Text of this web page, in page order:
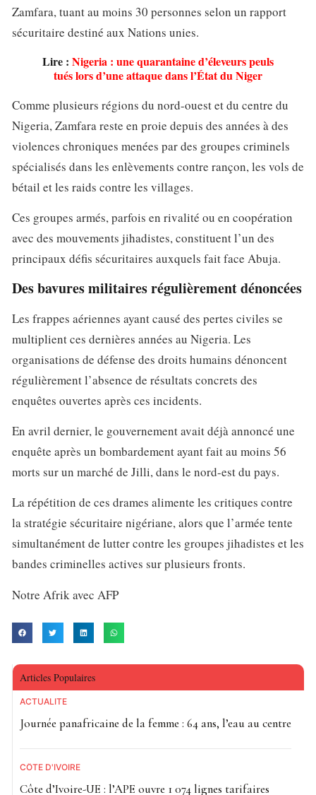
Zamfara, tuant au moins 30 personnes selon un rapport
sécuritaire destiné aux Nations unies.
Lire : Nigeria : une quarantaine d’éleveurs peuls
tués lors d’une attaque dans l’État du Niger
Comme plusieurs régions du nord-ouest et du centre du
Nigeria, Zamfara reste en proie depuis des années à des
violences chroniques menées par des groupes criminels
spécialisés dans les enlèvements contre rançon, les vols de
bétail et les raids contre les villages.
Ces groupes armés, parfois en rivalité ou en coopération
avec des mouvements jihadistes, constituent l’un des
principaux défis sécuritaires auxquels fait face Abuja.
Des bavures militaires régulièrement dénoncées
Les frappes aériennes ayant causé des pertes civiles se
multiplient ces dernières années au Nigeria. Les
organisations de défense des droits humains dénoncent
régulièrement l’absence de résultats concrets des
enquêtes ouvertes après ces incidents.
En avril dernier, le gouvernement avait déjà annoncé une
enquête après un bombardement ayant fait au moins 56
morts sur un marché de Jilli, dans le nord-est du pays.
La répétition de ces drames alimente les critiques contre
la stratégie sécuritaire nigériane, alors que l’armée tente
simultanément de lutter contre les groupes jihadistes et les
bandes criminelles actives sur plusieurs fronts.
Notre Afrik avec AFP
Articles Populaires
ACTUALITE
Journée panafricaine de la femme : 64 ans, l’eau au centre
CÔTE D'IVOIRE
Côte d’Ivoire-UE : l’APE ouvre 1 074 lignes tarifaires